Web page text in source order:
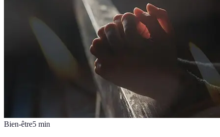
Bien-être5 min